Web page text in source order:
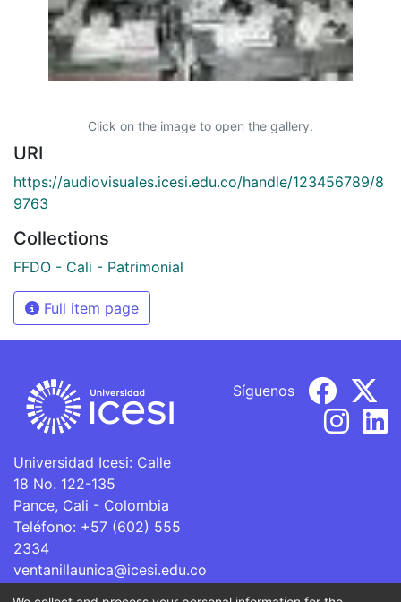
Click on the image to open the gallery.
URI
https://audiovisuales.icesi.edu.co/handle/123456789/8
9763
Collections
FFDO - Cali - Patrimonial
Full item page
Universidad Icesi: Calle
18 No. 122-135
Pance, Cali - Colombia
Teléfono: +57 (602) 555
2334
ventanillaunica@icesi.edu.co
Síguenos